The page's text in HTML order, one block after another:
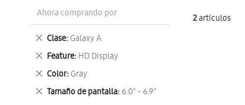
2artículos
Ahora comprando por
Clase Galaxy A
Eliminar
este
artículo
Feature HD Display
Eliminar
este
artículo
Color Gray
Eliminar
este
artículo
Tamaño de pantalla 6.0" - 6.9"
Eliminar